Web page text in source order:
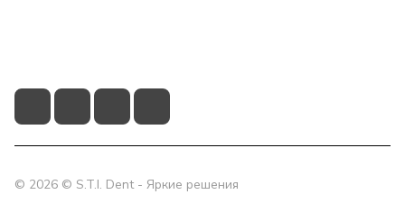
© 2026 © S.T.I. Dent - Яркие решения